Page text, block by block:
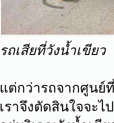
รถเสียที่วังน้ำเขียว
แต่กว่ารถจากศูนย์
เราจึงตัดสินใจจะ